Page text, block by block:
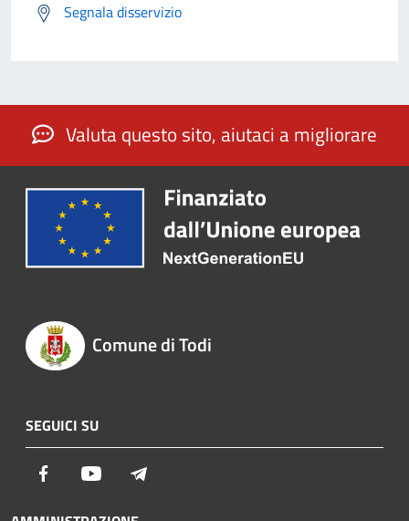
Segnala disservizio
Valuta questo sito, aiutaci a migliorare
Comune di Todi
SEGUICI SU
Facebook Youtube